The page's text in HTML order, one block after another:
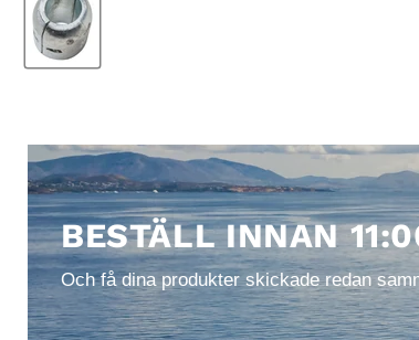
BESTÄLL INNAN
Och få dina produkter skickade redan